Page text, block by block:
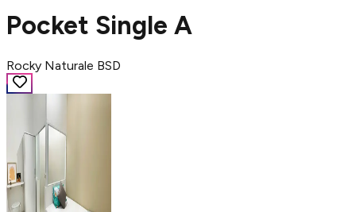
Pocket Single A
Rocky Naturale BSD